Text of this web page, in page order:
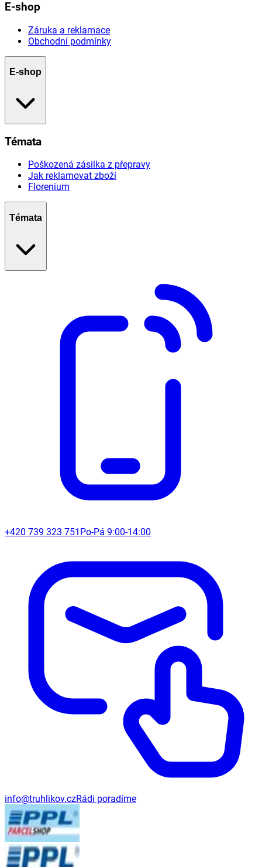
E-shop
Záruka a reklamace
Obchodní podmínky
E-shop
Témata
Poškozená zásilka z přepravy
Jak reklamovat zboží
Florenium
Témata
+420 739 323 751 Po-Pá 9:00-14:00
info@truhlikov.czRádi poradíme